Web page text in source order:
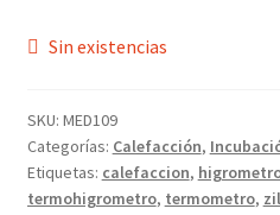
Sin existencias
SKU: MED109
Categorías: Calefacción,
Etiquetas: calefaccion,
termohigrometro, termometro,